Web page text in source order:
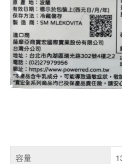
容量